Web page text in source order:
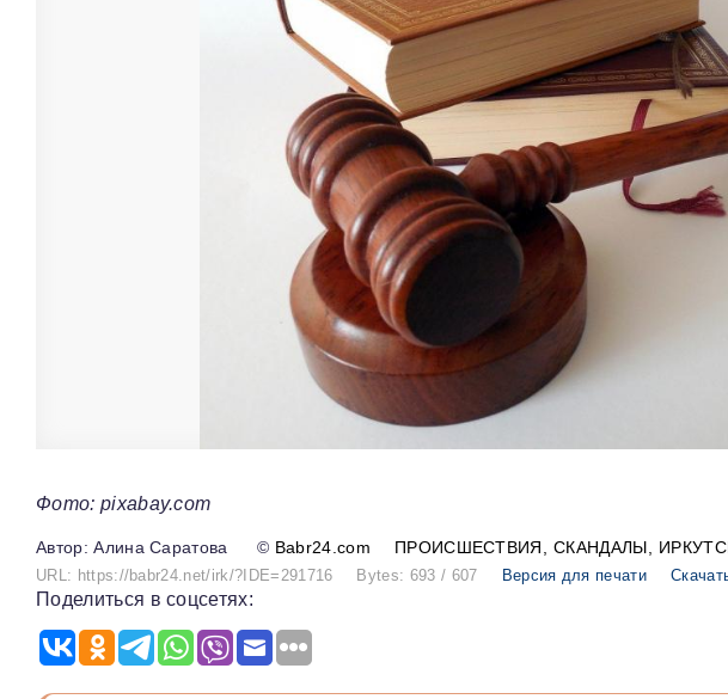
Фото: pixabay.com
Алина Саратова © Babr24.com ПРОИСШЕСТВИЯ СКАНДАЛЫ
URL: https://babr24.net/irk/?IDE=291716 Bytes: 693 / 607 Версия для печати
Поделиться в соцсетях: